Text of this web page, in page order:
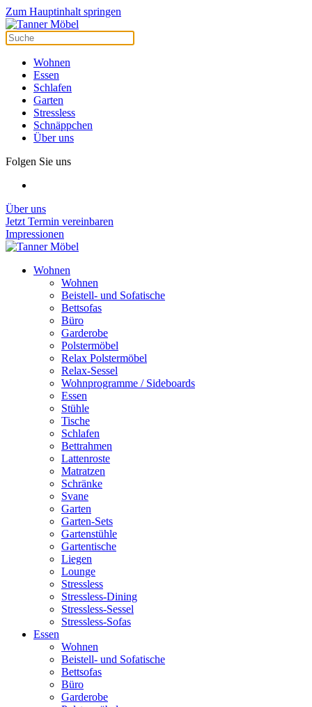
Cookie-Einstellungen
Zum Hauptinhalt springen
Wohnen
Essen
Schlafen
Garten
Stressless
Schnäppchen
Über uns
Folgen Sie uns
Über uns
Jetzt Termin vereinbaren
Impressionen
Wohnen
Wohnen
Beistell- und Sofatische
Bettsofas
Büro
Garderobe
Polstermöbel
Relax Polstermöbel
Relax-Sessel
Wohnprogramme / Sideboards
Essen
Stühle
Tische
Schlafen
Bettrahmen
Lattenroste
Matratzen
Schränke
Svane
Garten
Garten-Sets
Gartenstühle
Gartentische
Liegen
Lounge
Stressless
Stressless-Dining
Stressless-Sessel
Stressless-Sofas
Essen
Wohnen
Beistell- und Sofatische
Bettsofas
Büro
Garderobe